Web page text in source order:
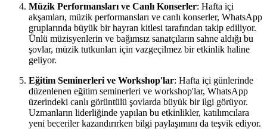
Müzik Performansları ve Canlı Konserler: Hafta içi
akşamları, müzik performansları ve canlı konserler, WhatsApp
gruplarında büyük bir hayran kitlesi tarafından takip ediliyor.
Ünlü müzisyenlerin ve bağımsız sanatçıların sahne aldığı bu
şovlar, müzik tutkunları için vazgeçilmez bir etkinlik haline
geliyor.
Eğitim Seminerleri ve Workshop'lar: Hafta içi günlerinde
düzenlenen eğitim seminerleri ve workshop'lar, WhatsApp
üzerindeki canlı görüntülü şovlarda büyük bir ilgi görüyor.
Uzmanların liderliğinde yapılan bu etkinlikler, katılımcılara
yeni beceriler kazandırırken bilgi paylaşımını da teşvik ediyor.